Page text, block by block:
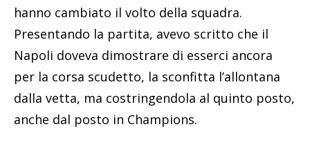
hanno cambiato il volto della squadra.
Presentando la partita, avevo scritto che il
Napoli doveva dimostrare di esserci ancora
per la corsa scudetto, la sconfitta l’allontana
dalla vetta, ma costringendola al quinto posto,
anche dal posto in Champions.